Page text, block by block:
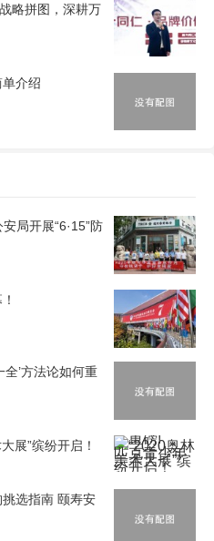
略拼图，深耕万
介绍
局开展“6·15”防
’方法论如何重
展”缤纷开启！
选指南 颐寿安